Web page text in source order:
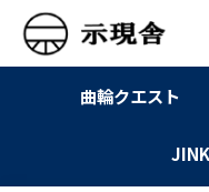
曲輪クエスト